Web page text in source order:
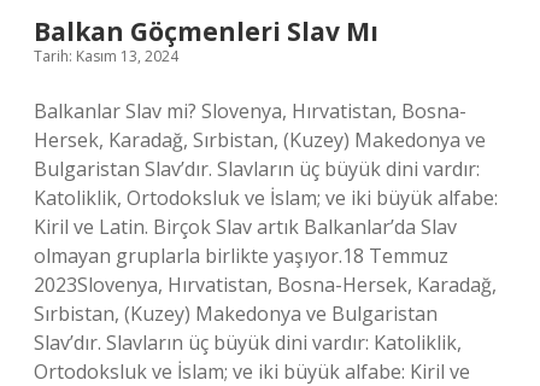
Balkan Göçmenleri Slav Mı
Tarih: Kasım 13, 2024
Balkanlar Slav mi? Slovenya, Hırvatistan, Bosna-
Hersek, Karadağ, Sırbistan, (Kuzey) Makedonya ve
Bulgaristan Slav’dır. Slavların üç büyük dini vardır:
Katoliklik, Ortodoksluk ve İslam; ve iki büyük alfabe:
Kiril ve Latin. Birçok Slav artık Balkanlar’da Slav
olmayan gruplarla birlikte yaşıyor.18 Temmuz
2023Slovenya, Hırvatistan, Bosna-Hersek, Karadağ,
Sırbistan, (Kuzey) Makedonya ve Bulgaristan
Slav’dır. Slavların üç büyük dini vardır: Katoliklik,
Ortodoksluk ve İslam; ve iki büyük alfabe: Kiril ve